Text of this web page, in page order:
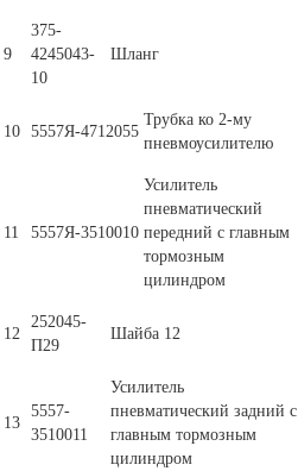
9
375-
4245043-
10
Шланг
10 5557Я-4712055
Трубка ко 2-му
пневмоусилителю
11 5557Я-3510010
Усилитель
пневматический
передний с главным
тормозным
цилиндром
12
252045-
П29
Шайба 12
13
5557-
3510011
Усилитель
пневматический задний с
главным тормозным
цилиндром